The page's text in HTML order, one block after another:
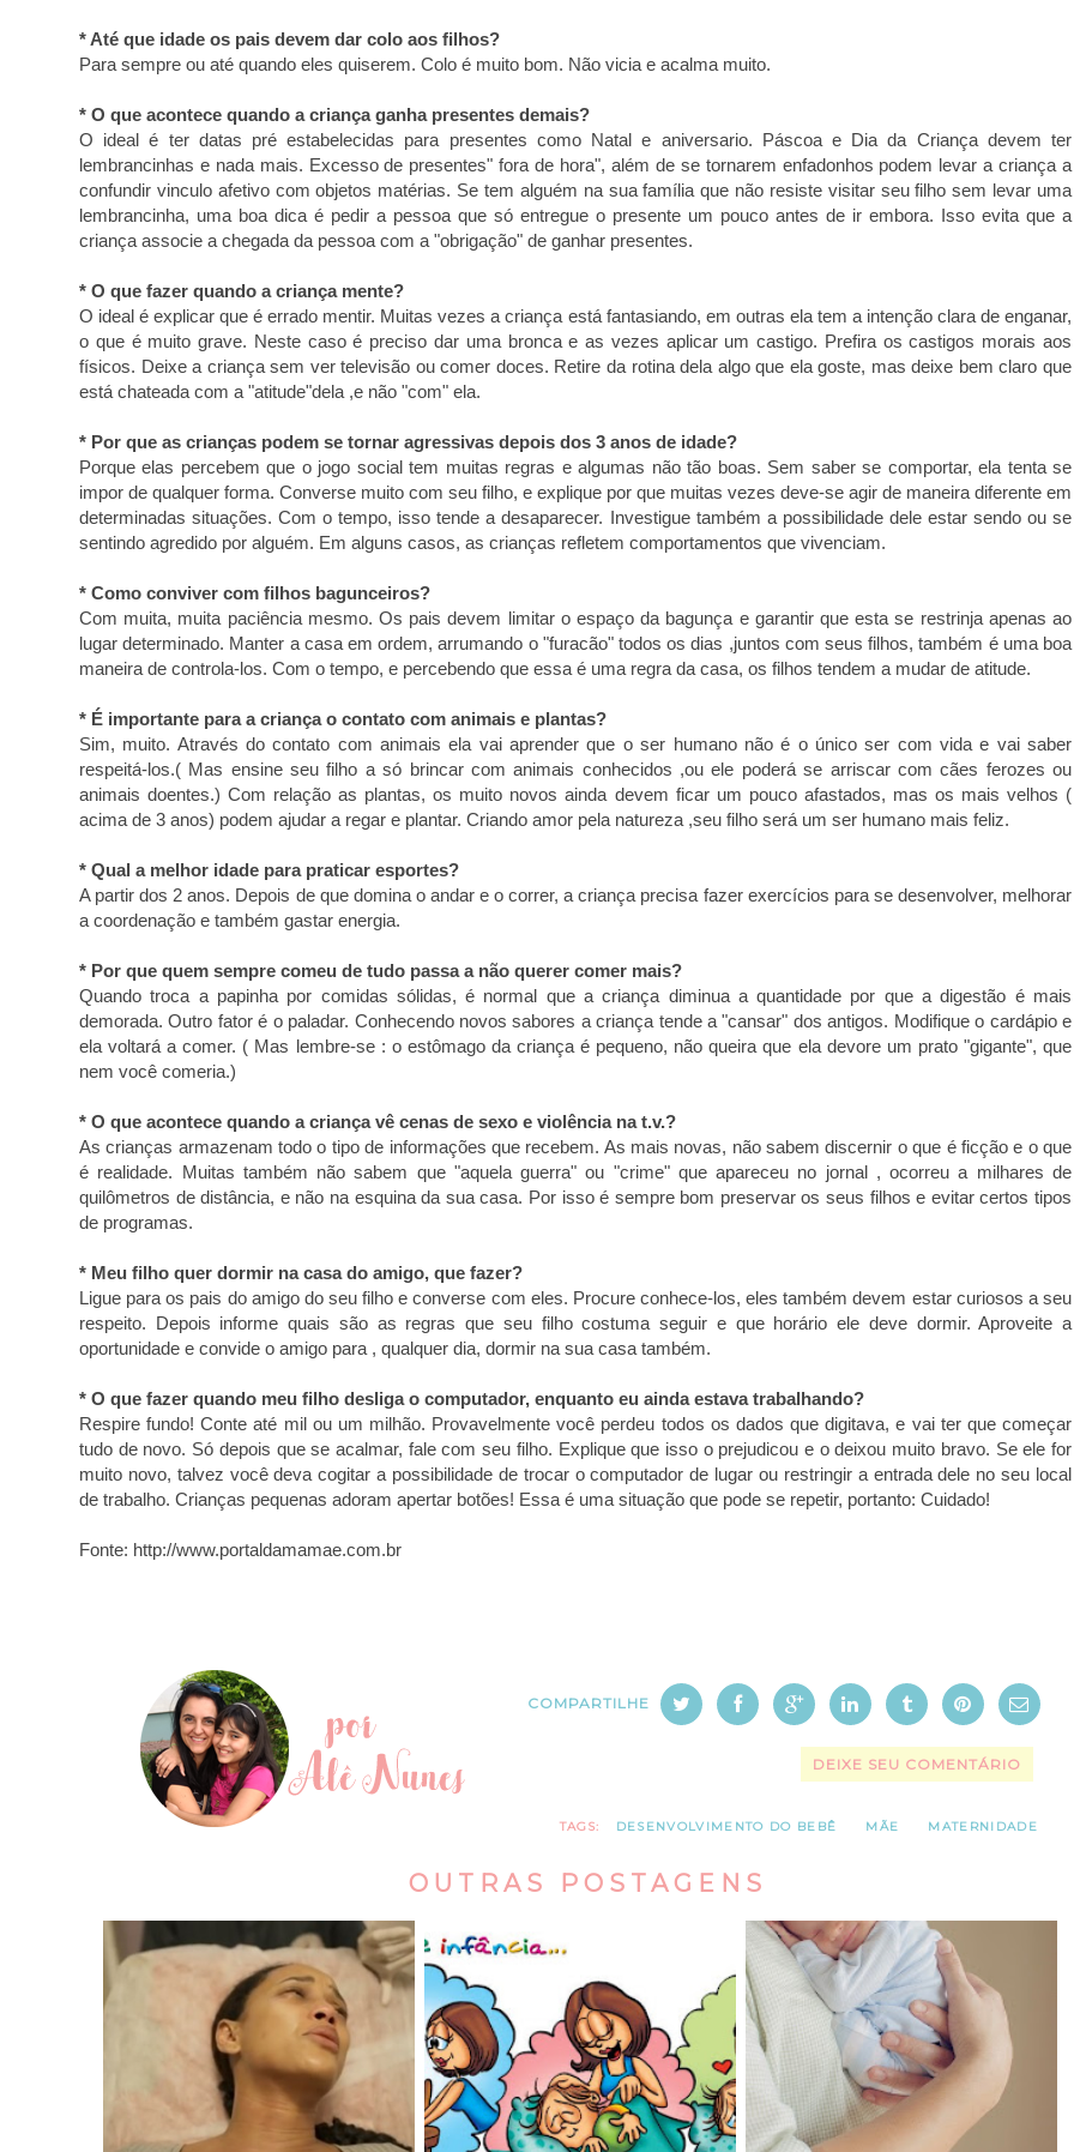
* Até que idade os pais devem dar colo aos filhos?
Para sempre ou até quando eles quiserem. Colo é muito bom. Não vicia e acalma muito.
* O que acontece quando a criança ganha presentes demais?
O ideal é ter datas pré estabelecidas para presentes como Natal e aniversario. Páscoa e Dia da Criança devem ter
lembrancinhas e nada mais. Excesso de presentes" fora de hora", além de se tornarem enfadonhos podem levar a criança a
confundir vinculo afetivo com objetos matérias. Se tem alguém na sua família que não resiste visitar seu filho sem levar uma
lembrancinha, uma boa dica é pedir a pessoa que só entregue o presente um pouco antes de ir embora. Isso evita que a
criança associe a chegada da pessoa com a "obrigação" de ganhar presentes.
* O que fazer quando a criança mente?
O ideal é explicar que é errado mentir. Muitas vezes a criança está fantasiando, em outras ela tem a intenção clara de enganar,
o que é muito grave. Neste caso é preciso dar uma bronca e as vezes aplicar um castigo. Prefira os castigos morais aos
físicos. Deixe a criança sem ver televisão ou comer doces. Retire da rotina dela algo que ela goste, mas deixe bem claro que
está chateada com a "atitude"dela ,e não "com" ela.
* Por que as crianças podem se tornar agressivas depois dos 3 anos de idade?
Porque elas percebem que o jogo social tem muitas regras e algumas não tão boas. Sem saber se comportar, ela tenta se
impor de qualquer forma. Converse muito com seu filho, e explique por que muitas vezes deve-se agir de maneira diferente em
determinadas situações. Com o tempo, isso tende a desaparecer. Investigue também a possibilidade dele estar sendo ou se
sentindo agredido por alguém. Em alguns casos, as crianças refletem comportamentos que vivenciam.
* Como conviver com filhos bagunceiros?
Com muita, muita paciência mesmo. Os pais devem limitar o espaço da bagunça e garantir que esta se restrinja apenas ao
lugar determinado. Manter a casa em ordem, arrumando o "furacão" todos os dias ,juntos com seus filhos, também é uma boa
maneira de controla-los. Com o tempo, e percebendo que essa é uma regra da casa, os filhos tendem a mudar de atitude.
* É importante para a criança o contato com animais e plantas?
Sim, muito. Através do contato com animais ela vai aprender que o ser humano não é o único ser com vida e vai saber
respeitá-los.( Mas ensine seu filho a só brincar com animais conhecidos ,ou ele poderá se arriscar com cães ferozes ou
animais doentes.) Com relação as plantas, os muito novos ainda devem ficar um pouco afastados, mas os mais velhos (
acima de 3 anos) podem ajudar a regar e plantar. Criando amor pela natureza ,seu filho será um ser humano mais feliz.
* Qual a melhor idade para praticar esportes?
A partir dos 2 anos. Depois de que domina o andar e o correr, a criança precisa fazer exercícios para se desenvolver, melhorar
a coordenação e também gastar energia.
* Por que quem sempre comeu de tudo passa a não querer comer mais?
Quando troca a papinha por comidas sólidas, é normal que a criança diminua a quantidade por que a digestão é mais
demorada. Outro fator é o paladar. Conhecendo novos sabores a criança tende a "cansar" dos antigos. Modifique o cardápio e
ela voltará a comer. ( Mas lembre-se : o estômago da criança é pequeno, não queira que ela devore um prato "gigante", que
nem você comeria.)
* O que acontece quando a criança vê cenas de sexo e violência na t.v.?
As crianças armazenam todo o tipo de informações que recebem. As mais novas, não sabem discernir o que é ficção e o que
é realidade. Muitas também não sabem que "aquela guerra" ou "crime" que apareceu no jornal , ocorreu a milhares de
quilômetros de distância, e não na esquina da sua casa. Por isso é sempre bom preservar os seus filhos e evitar certos tipos
de programas.
* Meu filho quer dormir na casa do amigo, que fazer?
Ligue para os pais do amigo do seu filho e converse com eles. Procure conhece-los, eles também devem estar curiosos a seu
respeito. Depois informe quais são as regras que seu filho costuma seguir e que horário ele deve dormir. Aproveite a
oportunidade e convide o amigo para , qualquer dia, dormir na sua casa também.
* O que fazer quando meu filho desliga o computador, enquanto eu ainda estava trabalhando?
Respire fundo! Conte até mil ou um milhão. Provavelmente você perdeu todos os dados que digitava, e vai ter que começar
tudo de novo. Só depois que se acalmar, fale com seu filho. Explique que isso o prejudicou e o deixou muito bravo. Se ele for
muito novo, talvez você deva cogitar a possibilidade de trocar o computador de lugar ou restringir a entrada dele no seu local
de trabalho. Crianças pequenas adoram apertar botões! Essa é uma situação que pode se repetir, portanto: Cuidado!
Fonte: http://www.portaldamamae.com.br
COMPARTILHE
DEIXE SEU COMENTÁRIO
TAGS: DESENVOLVIMENTO DO BEBÊ MÃE MATERNIDADE
OUTRAS POSTAGENS